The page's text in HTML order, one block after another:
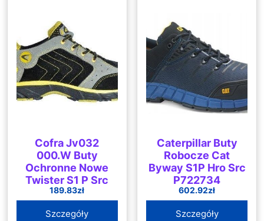
Cofra Jv032
000.W Buty
Ochronne Nowe
Twister S1 P Src
189.83zł
Szczegóły
Caterpillar Buty
Robocze Cat
Byway S1P Hro Src
P722734
602.92zł
Szczegóły